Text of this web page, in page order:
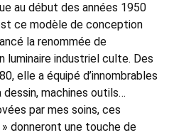
au début des années 1950
ce modèle de conception
la renommée de
luminaire industriel culte. Des
elle a équipé d’innombrables
dessin, machines outils…
par mes soins, ces
donneront une touche de